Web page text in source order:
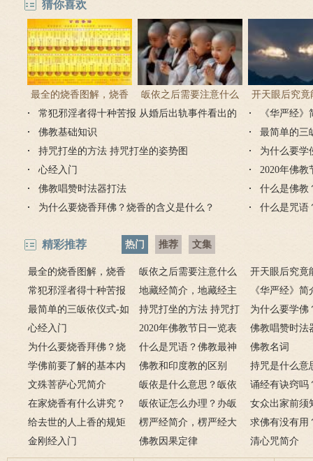
猜你喜欢
最全的烧香图解，烧香
有何含义与讲究？
皈依之后需要注意什么
吗 皈依佛门后的注意事
开天眼后究竟
么？
常犯邪淫者得十种苦报 从婚后出轨事件看出的
因果报应
《华严经
佛教基础知识
最简单的三
持咒打坐的方法 持咒打坐的姿势图
为什么要学
心经入门
2020年佛教
佛教唱赞时法器打法
什么是佛教
为什么要烧香拜佛？烧香的含义是什么？
什么是咒语
精彩推荐 热门 推荐 文集
最全的烧香图解，烧香
有何含义与讲究？
皈依之后需要注意什么
吗 皈依佛门后的注意事
项
开天眼后究竟
么？
常犯邪淫者得十种苦报
从婚后出轨事件看出的因
果报应
地藏经简介，地藏经主
要讲什么？
《华严经》简
广佛华严经讲
最简单的三皈依仪式-如
何授三皈五戒居士仪轨
持咒打坐的方法 持咒打
坐的姿势图
为什么要学佛
用呢？
心经入门 2020年佛教节日一览表
佛教唱赞时法
为什么要烧香拜佛？烧
香的含义是什么？
什么是咒语？佛教最神
奇的九个咒语
佛教名词
学佛前要了解的基本内
容
佛教和印度教的区别
持咒是什么意
持咒？
文殊菩萨心咒简介
皈依是什么意思？皈依
三宝又是什么意思？
诵经有诀窍吗
十二条诀窍
在家烧香有什么讲究？
一些禁忌千万不要触
碰！
皈依证怎么办理？办皈
依证后的忌讳是什么？
女众出家前须
只有一次出家
给去世的人上香的规矩
楞严经简介，楞严经大
致在讲什么？
求佛有没有用
说佛菩萨可以
金刚经入门 佛教因果定律 清心咒简介